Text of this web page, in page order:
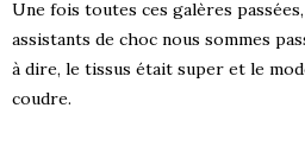
Une fois toutes ces galères
assistants de choc nous sommes
à dire, le tissus était super et le
coudre.